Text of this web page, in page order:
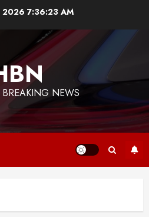
2026 7:36:24 AM
NEWS